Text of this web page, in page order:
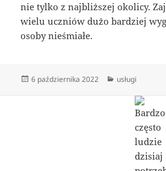
nie tylko z najbliższej okolicy.
wielu uczniów dużo bardziej
osoby nieśmiałe.
Data
6 października 2022 Kategorie
usługi